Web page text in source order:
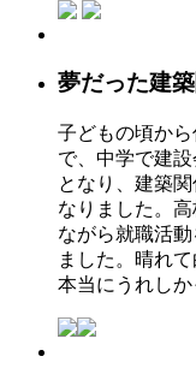
夢だった建
子どもの頃か
で、中学で建
となり、建築
なりました。
ながら就職活
ました。晴れ
本当にうれしか